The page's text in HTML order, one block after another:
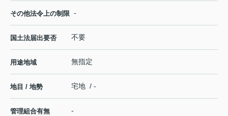
その他法令上の制限 -
国土法届出要否 不要
用途地域 無指定
地目 / 地勢 宅地 / -
管理組合有無 -